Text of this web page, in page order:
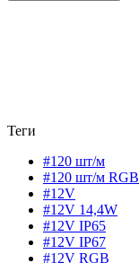
Теги
#120 шт/м
#120 шт/м RGB
#12V
#12V 14,4W
#12V IP65
#12V IP67
#12V RGB